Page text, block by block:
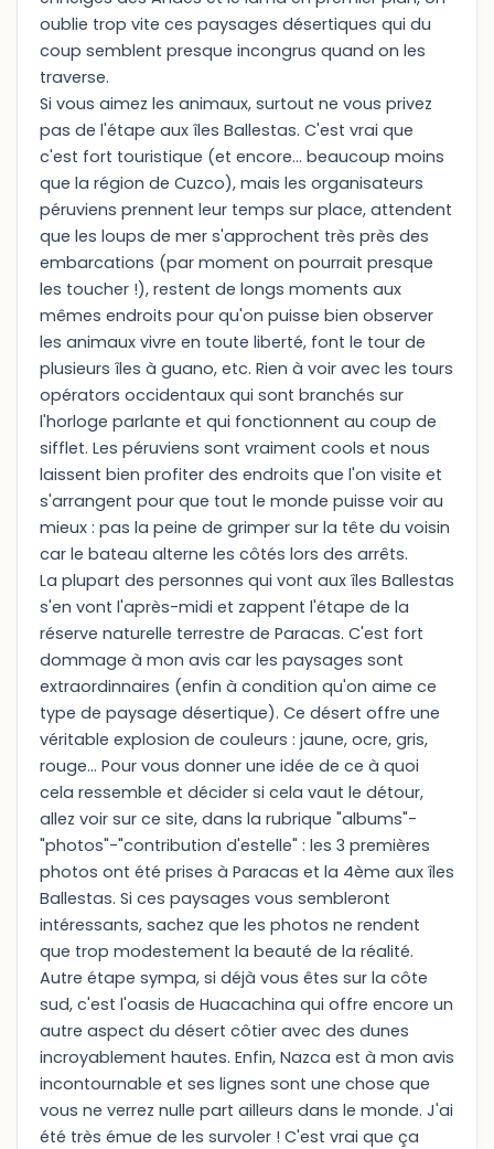
oublie trop vite ces paysages désertiques qui du
coup semblent presque incongrus quand on les
traverse.
Si vous aimez les animaux, surtout ne vous privez
pas de l'étape aux îles Ballestas. C'est vrai que
c'est fort touristique (et encore... beaucoup moins
que la région de Cuzco), mais les organisateurs
péruviens prennent leur temps sur place, attendent
que les loups de mer s'approchent très près des
embarcations (par moment on pourrait presque
les toucher !), restent de longs moments aux
mêmes endroits pour qu'on puisse bien observer
les animaux vivre en toute liberté, font le tour de
plusieurs îles à guano, etc. Rien à voir avec les tours
opérators occidentaux qui sont branchés sur
l'horloge parlante et qui fonctionnent au coup de
sifflet. Les péruviens sont vraiment cools et nous
laissent bien profiter des endroits que l'on visite et
s'arrangent pour que tout le monde puisse voir au
mieux : pas la peine de grimper sur la tête du voisin
car le bateau alterne les côtés lors des arrêts.
La plupart des personnes qui vont aux îles Ballestas
s'en vont l'après-midi et zappent l'étape de la
réserve naturelle terrestre de Paracas. C'est fort
dommage à mon avis car les paysages sont
extraordinnaires (enfin à condition qu'on aime ce
type de paysage désertique). Ce désert offre une
véritable explosion de couleurs : jaune, ocre, gris,
rouge... Pour vous donner une idée de ce à quoi
cela ressemble et décider si cela vaut le détour,
allez voir sur ce site, dans la rubrique "albums"-
"photos"-"contribution d'estelle" : les 3 premières
photos ont été prises à Paracas et la 4ème aux îles
Ballestas. Si ces paysages vous sembleront
intéressants, sachez que les photos ne rendent
que trop modestement la beauté de la réalité.
Autre étape sympa, si déjà vous êtes sur la côte
sud, c'est l'oasis de Huacachina qui offre encore un
autre aspect du désert côtier avec des dunes
incroyablement hautes. Enfin, Nazca est à mon avis
incontournable et ses lignes sont une chose que
vous ne verrez nulle part ailleurs dans le monde. J'ai
été très émue de les survoler ! C'est vrai que ça